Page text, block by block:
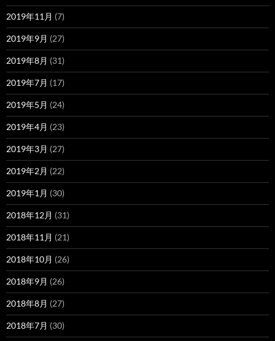
2019年11月 (7)
2019年9月 (27)
2019年8月 (31)
2019年7月 (17)
2019年5月 (24)
2019年4月 (23)
2019年3月 (27)
2019年2月 (22)
2019年1月 (30)
2018年12月 (31)
2018年11月 (21)
2018年10月 (26)
2018年9月 (26)
2018年8月 (27)
2018年7月 (30)